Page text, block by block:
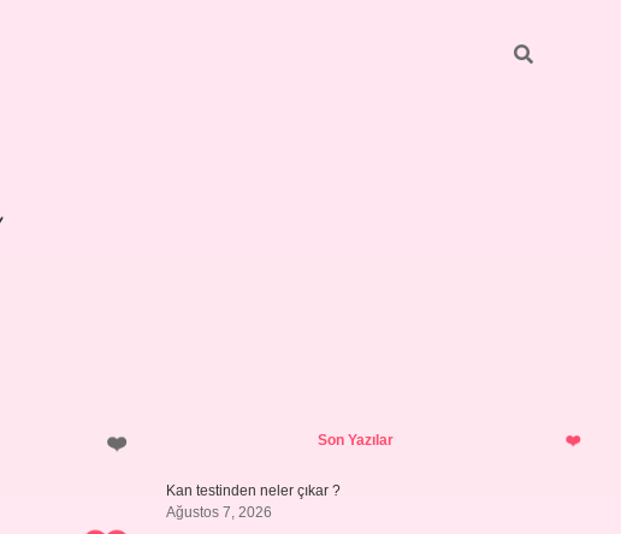
SidebarSon Yazılar
Kan testinden neler çıkar ?
Ağustos 7, 2026